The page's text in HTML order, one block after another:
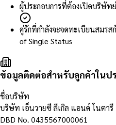
ผู้ประกอบการที่ต้องเปิดบริษัท
คู่รักที่กำลังจะจดทะเบียนสมร
of Single Status
ข้อมูลติดต่อสำหรับลูกค้าในป
ชื่อบริษัท
บริษัท เอ็นวายซี ลีเกิล แอนด์ โนตารี
DBD No. 0435567000061